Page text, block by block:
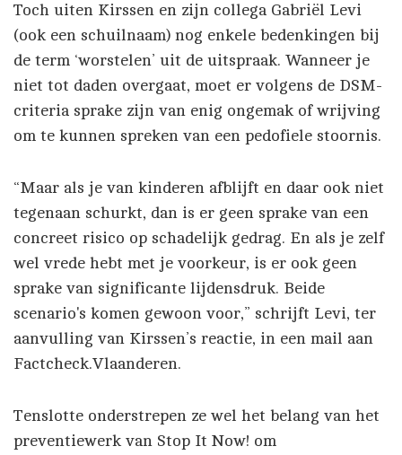
Toch uiten Kirssen en zijn collega Gabriël Levi
(ook een schuilnaam) nog enkele bedenkingen bij
de term ‘worstelen’ uit de uitspraak. Wanneer je
niet tot daden overgaat, moet er volgens de DSM-
criteria sprake zijn van enig ongemak of wrijving
om te kunnen spreken van een pedofiele stoornis.
“Maar als je van kinderen afblijft en daar ook niet
tegenaan schurkt, dan is er geen sprake van een
concreet risico op schadelijk gedrag. En als je zelf
wel vrede hebt met je voorkeur, is er ook geen
sprake van significante lijdensdruk. Beide
scenario's komen gewoon voor,” schrijft Levi, ter
aanvulling van Kirssen’s reactie, in een mail aan
Factcheck.Vlaanderen.
Tenslotte onderstrepen ze wel het belang van het
preventiewerk van Stop It Now! om